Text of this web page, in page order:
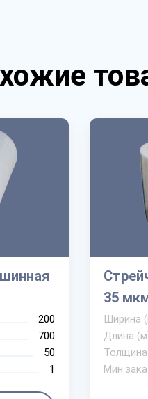
200
700
50
1
35
Ширина
Длина